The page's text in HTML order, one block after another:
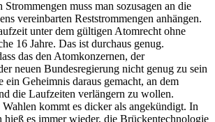
muss man sozusagen an die
vereinbarten Reststrommengen anhängen.
unter dem gültigen Atomrecht ohne
16 Jahre. Das ist durchaus genug.
das den Atomkonzernen, der
neuen Bundesregierung nicht genug zu sein
ein Geheimnis daraus gemacht, an dem
die Laufzeiten verlängern zu wollen.
kommt es dicker als angekündigt. In
hieß es immer wieder, die Brückentechnologie